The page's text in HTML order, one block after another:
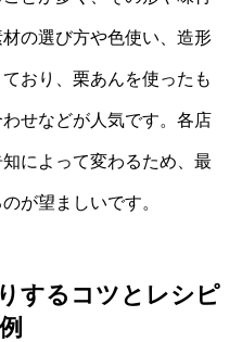
の選び方や色使い、造形
おり、栗あんを使ったも
せなどが人気です。各店
によって変わるため、最
が望ましいです。
するコツとレシピ